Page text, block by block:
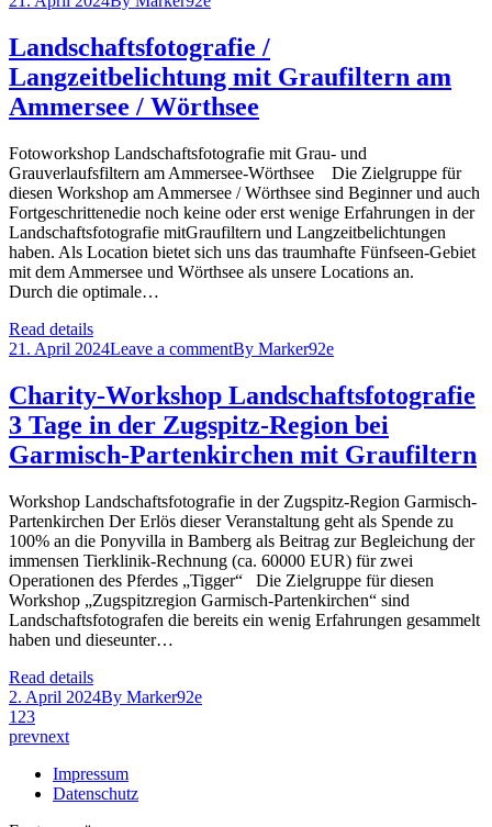
Landschaftsfotografie /
Langzeitbelichtung mit Graufiltern am
Ammersee / Wörthsee
Fotoworkshop Landschaftsfotografie mit Grau- und
Grauverlaufsfiltern am Ammersee-Wörthsee Die Zielgruppe für
diesen Workshop am Ammersee / Wörthsee sind Beginner und auch
Fortgeschrittenedie noch keine oder erst wenige Erfahrungen in der
Landschaftsfotografie mitGraufiltern und Langzeitbelichtungen
haben. Als Location bietet sich uns das traumhafte Fünfseen-Gebiet
mit dem Ammersee und Wörthsee als unsere Locations an.
Durch die optimale…
Read details
21. April 2024Leave a commentBy Marker92e
Charity-Workshop Landschaftsfotografie
3 Tage in der Zugspitz-Region bei
Garmisch-Partenkirchen mit Graufiltern
Workshop Landschaftsfotografie in der Zugspitz-Region Garmisch-
Partenkirchen Der Erlös dieser Veranstaltung geht als Spende zu
100% an die Ponyvilla in Bamberg als Beitrag zur Begleichung der
immensen Tierklinik-Rechnung (ca. 60000 EUR) für zwei
Operationen des Pferdes „Tigger“ Die Zielgruppe für diesen
Workshop „Zugspitzregion Garmisch-Partenkirchen“ sind
Landschaftsfotografen die bereits ein wenig Erfahrungen gesammelt
haben und dieseunter…
Read details
2. April 2024By Marker92e
1 23
prevnext
Impressum
Datenschutz